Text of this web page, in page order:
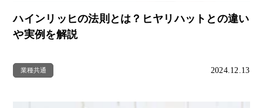
ハインリッヒの法則とは？ヒヤリハットとの違い
や実例を解説
業種共通 2024.12.13